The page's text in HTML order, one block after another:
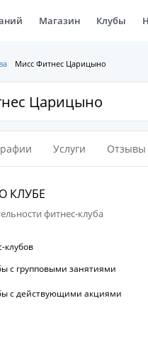
Магазин Клубы
Мисс Фитнес Царицыно
Царицыно
Услуги Отзывы
КЛУБЕ
фитнес-клуба
клубов
с групповыми занятиями
с действующими акциями